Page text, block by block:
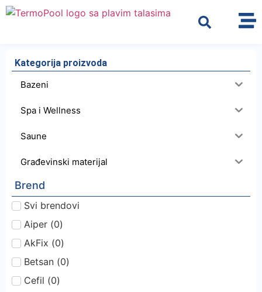
Kategorija proizvoda
Bazeni
Spa i Wellness
Saune
Građevinski materijal
Brend
Svi brendovi
Aiper (0)
AkFix (0)
Betsan (0)
Cefil (0)